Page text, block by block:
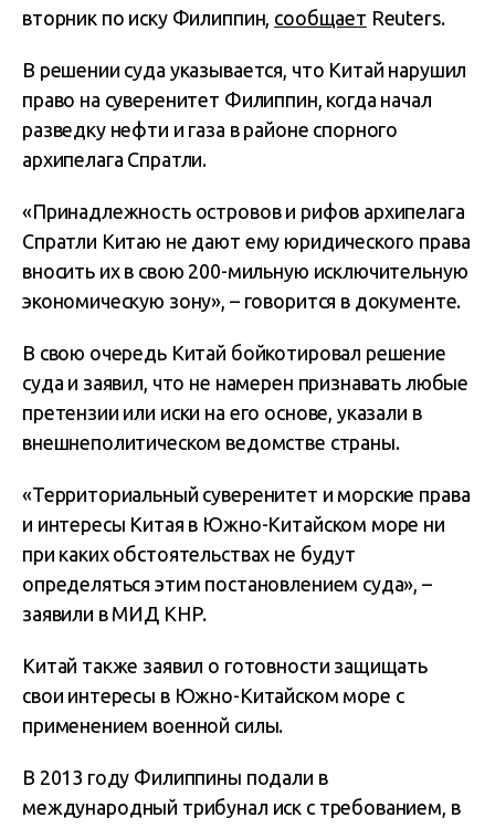
вторник по иску Филиппин, сообщает Reuters.
В решении суда указывается, что Китай нарушил
право на суверенитет Филиппин, когда начал
разведку нефти и газа в районе спорного
архипелага Спратли.
«Принадлежность островов и рифов архипелага
Спратли Китаю не дают ему юридического права
вносить их в свою 200-мильную исключительную
экономическую зону», – говорится в документе.
В свою очередь Китай бойкотировал решение
суда и заявил, что не намерен признавать любые
претензии или иски на его основе, указали в
внешнеполитическом ведомстве страны.
«Территориальный суверенитет и морские права
и интересы Китая в Южно-Китайском море ни
при каких обстоятельствах не будут
определяться этим постановлением суда», –
заявили в МИД КНР.
Китай также заявил о готовности защищать
свои интересы в Южно-Китайском море с
применением военной силы.
В 2013 году Филиппины подали в
международный трибунал иск с требованием, в